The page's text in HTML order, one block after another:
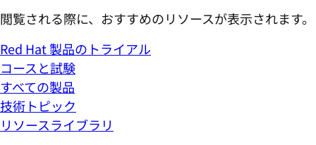
閲覧される際に、おすすめのリソースが表示されます。
Red Hat 製品のトライアル
コースと試験
すべての製品
技術トピック
リソースライブラリ